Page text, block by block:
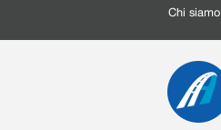
Chi siamo